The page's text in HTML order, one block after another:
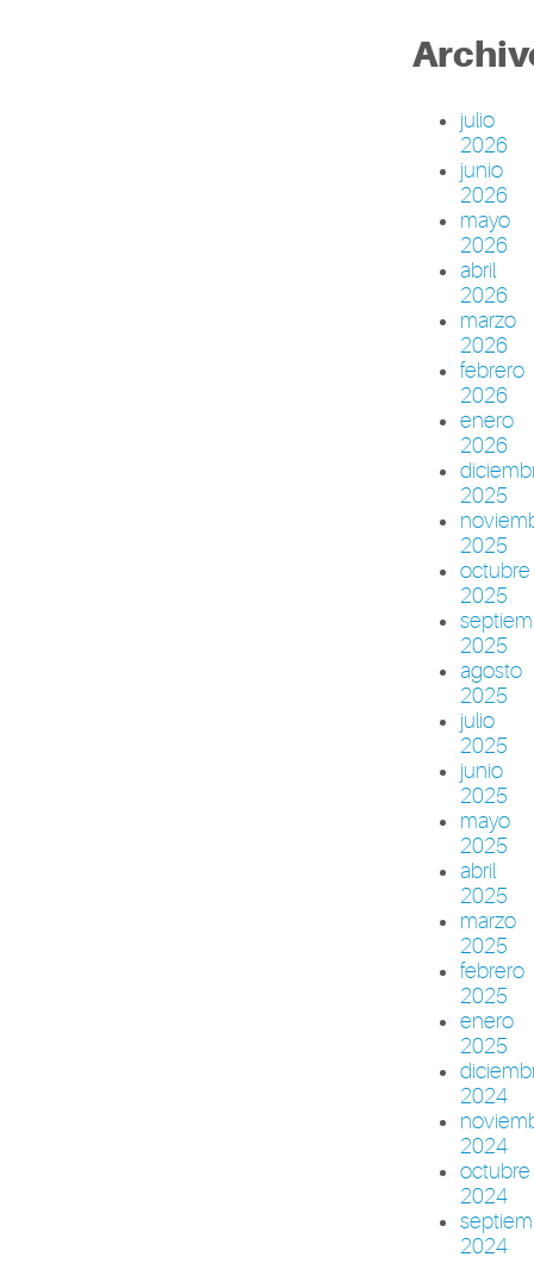
julio
2026
junio
2026
mayo
2026
abril
2026
marzo
2026
febrero
2026
enero
2026
2025
2025
octubre
2025
2025
agosto
2025
julio
2025
junio
2025
mayo
2025
abril
2025
marzo
2025
febrero
2025
enero
2025
2024
2024
octubre
2024
2024